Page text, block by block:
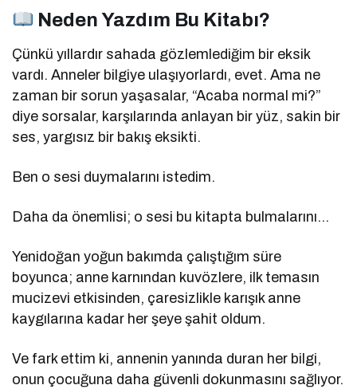
Neden Yazdım Bu Kitabı?
Çünkü yıllardır sahada gözlemlediğim bir eksik
vardı. Anneler bilgiye ulaşıyorlardı, evet. Ama ne
zaman bir sorun yaşasalar, “Acaba normal mi?”
diye sorsalar, karşılarında anlayan bir yüz, sakin bir
ses, yargısız bir bakış eksikti.
Ben o sesi duymalarını istedim.
Daha da önemlisi; o sesi bu kitapta bulmalarını…
Yenidoğan yoğun bakımda çalıştığım süre
boyunca; anne karnından kuvözlere, ilk temasın
mucizevi etkisinden, çaresizlikle karışık anne
kaygılarına kadar her şeye şahit oldum.
Ve fark ettim ki, annenin yanında duran her bilgi,
onun çocuğuna daha güvenli dokunmasını sağlıyor.